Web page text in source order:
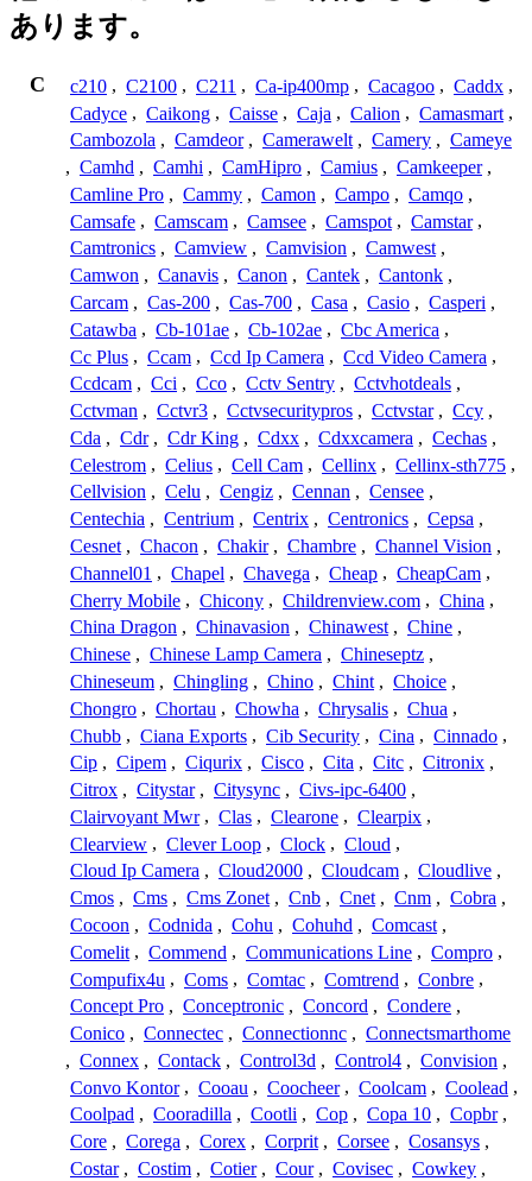
あります。
C c210 , C2100 , C211 , Ca-ip400mp , Cacagoo , Caddx ,
Cadyce , Caikong , Caisse , Caja , Calion , Camasmart ,
Cambozola , Camdeor , Camerawelt , Camery , Cameye
, Camhd , Camhi , CamHipro , Camius , Camkeeper ,
Camline Pro , Cammy , Camon , Campo , Camqo ,
Camsafe , Camscam , Camsee , Camspot , Camstar ,
Camtronics , Camview , Camvision , Camwest ,
Camwon , Canavis , Canon , Cantek , Cantonk ,
Carcam , Cas-200 , Cas-700 , Casa , Casio , Casperi ,
Catawba , Cb-101ae , Cb-102ae , Cbc America ,
Cc Plus , Ccam , Ccd Ip Camera , Ccd Video Camera ,
Ccdcam , Cci , Cco , Cctv Sentry , Cctvhotdeals ,
Cctvman , Cctvr3 , Cctvsecuritypros , Cctvstar , Ccy ,
Cda , Cdr , Cdr King , Cdxx , Cdxxcamera , Cechas ,
Celestrom , Celius , Cell Cam , Cellinx , Cellinx-sth775 ,
Cellvision , Celu , Cengiz , Cennan , Censee ,
Centechia , Centrium , Centrix , Centronics , Cepsa ,
Cesnet , Chacon , Chakir , Chambre , Channel Vision ,
Channel01 , Chapel , Chavega , Cheap , CheapCam ,
Cherry Mobile , Chicony , Childrenview.com , China ,
China Dragon , Chinavasion , Chinawest , Chine ,
Chinese , Chinese Lamp Camera , Chineseptz ,
Chineseum , Chingling , Chino , Chint , Choice ,
Chongro , Chortau , Chowha , Chrysalis , Chua ,
Chubb , Ciana Exports , Cib Security , Cina , Cinnado ,
Cip , Cipem , Ciqurix , Cisco , Cita , Citc , Citronix ,
Citrox , Citystar , Citysync , Civs-ipc-6400 ,
Clairvoyant Mwr , Clas , Clearone , Clearpix ,
Clearview , Clever Loop , Clock , Cloud ,
Cloud Ip Camera , Cloud2000 , Cloudcam , Cloudlive ,
Cmos , Cms , Cms Zonet , Cnb , Cnet , Cnm , Cobra ,
Cocoon , Codnida , Cohu , Cohuhd , Comcast ,
Comelit , Commend , Communications Line , Compro ,
Compufix4u , Coms , Comtac , Comtrend , Conbre ,
Concept Pro , Conceptronic , Concord , Condere ,
Conico , Connectec , Connectionnc , Connectsmarthome
, Connex , Contack , Control3d , Control4 , Convision ,
Convo Kontor , Cooau , Coocheer , Coolcam , Coolead ,
Coolpad , Cooradilla , Cootli , Cop , Copa 10 , Copbr ,
Core , Corega , Corex , Corprit , Corsee , Cosansys ,
Costar , Costim , Cotier , Cour , Covisec , Cowkey ,